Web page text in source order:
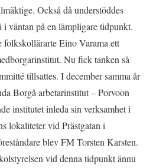
Också då understöddes
i väntan på en lämpligare tidpunkt.
folkskollärarte Eino Varama ett
Nu fick tanken så
tillsattes. I december samma år
Borgå arbetarinstitut – Porvoon
institutet inleda sin verksamhet i
lokaliteter vid Prästgatan i
blev FM Torsten Karsten.
vid denna tidpunkt ännu